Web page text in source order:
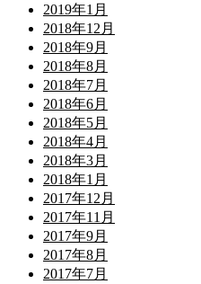
2019年1月
2018年12月
2018年9月
2018年8月
2018年7月
2018年6月
2018年5月
2018年4月
2018年3月
2018年1月
2017年12月
2017年11月
2017年9月
2017年8月
2017年7月